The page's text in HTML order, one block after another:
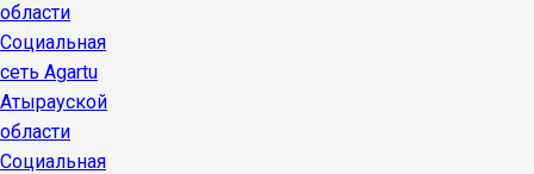
области
Социальная
сеть Agartu
Атырауской
области
Социальная